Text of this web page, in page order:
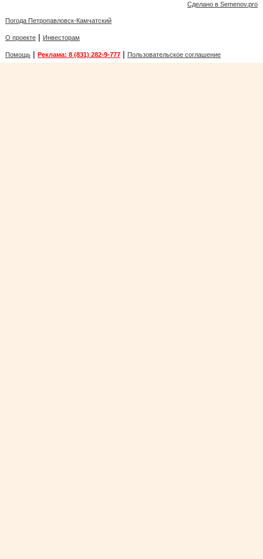
Сделано в Semenov.pro
Погода Петропавловск-Камчатский
О проекте| Инвесторам
Помощь| Реклама: 8 (831) 282-9-777| Пользовательское соглашение